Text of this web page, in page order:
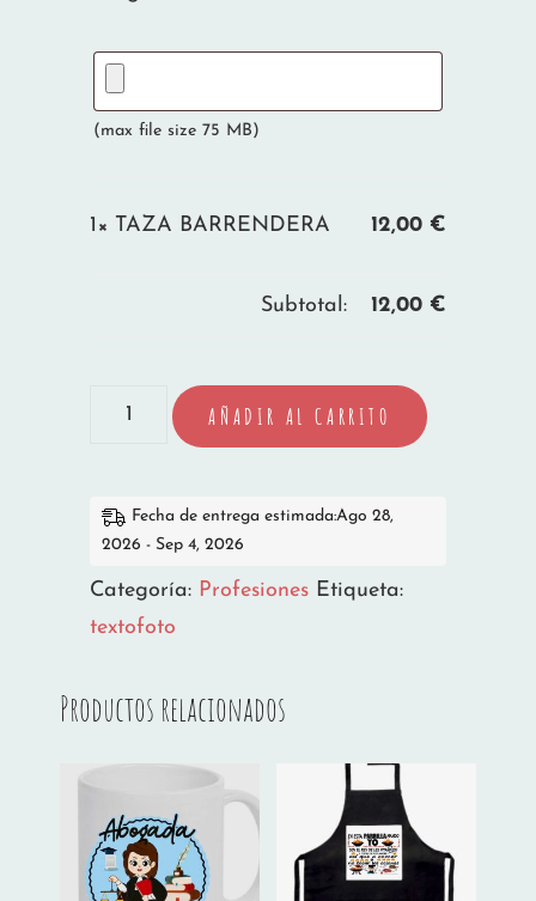
(max file size 75 MB)
1× TAZA BARRENDERA 12,00 €
Subtotal: 12,00 €
TAZA
BARRENDERA
AÑADIR AL CARRITO
Fecha de entrega estimada:Ago 28,
2026 - Sep 4, 2026
Categoría: Profesiones Etiqueta:
textofoto
Productos relacionados